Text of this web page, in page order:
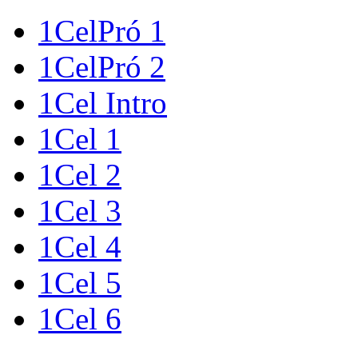
1CelPró 1
1CelPró 2
1Cel Intro
1Cel 1
1Cel 2
1Cel 3
1Cel 4
1Cel 5
1Cel 6